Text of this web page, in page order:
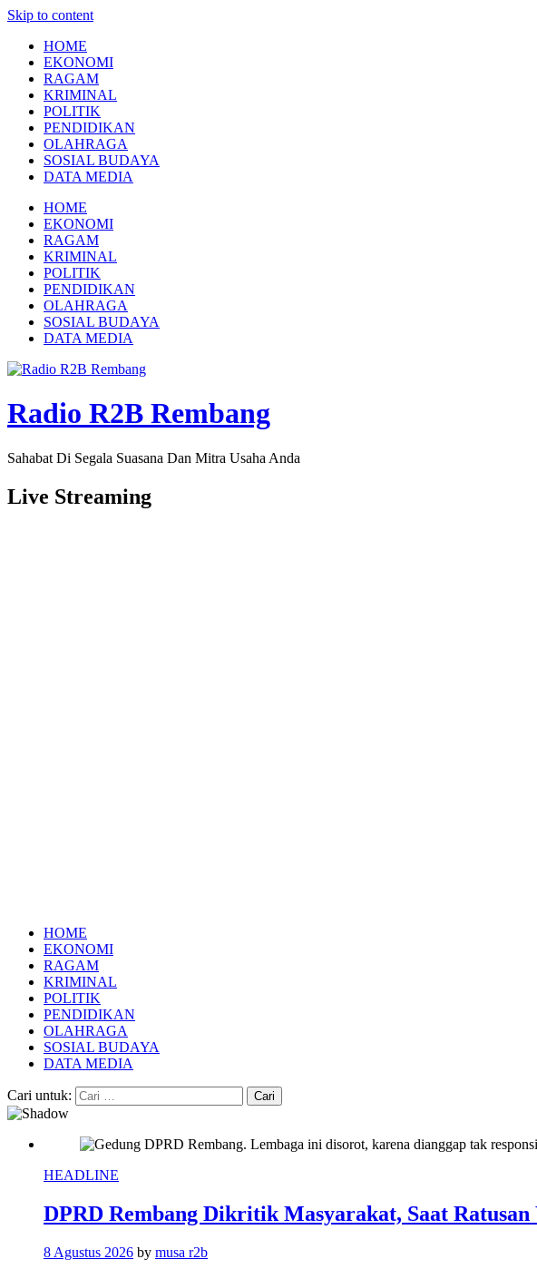
Skip to content
HOME
EKONOMI
RAGAM
KRIMINAL
POLITIK
PENDIDIKAN
OLAHRAGA
SOSIAL BUDAYA
DATA MEDIA
HOME
EKONOMI
RAGAM
KRIMINAL
POLITIK
PENDIDIKAN
OLAHRAGA
SOSIAL BUDAYA
DATA MEDIA
Radio R2B Rembang
Sahabat Di Segala Suasana Dan Mitra Usaha Anda
Live Streaming
HOME
EKONOMI
RAGAM
KRIMINAL
POLITIK
PENDIDIKAN
OLAHRAGA
SOSIAL BUDAYA
DATA MEDIA
Cari untuk:
HEADLINE
DPRD Rembang Dikritik Masyarakat, Saat
8 Agustus 2026 by musa r2b